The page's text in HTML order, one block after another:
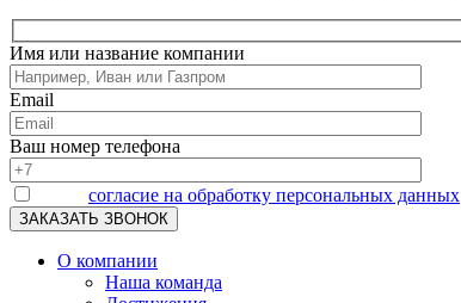
Имя или название компании
Email
Ваш номер телефона
согласие на обработку персональных данных
О компании
Наша команда